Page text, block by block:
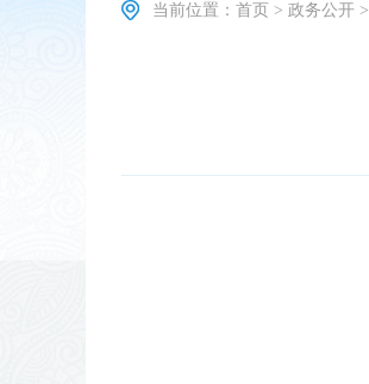
当前位置： 首页 > 政务公开 >